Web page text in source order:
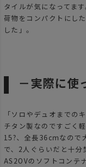
タイルが気になってま
荷物をコンパクトにし
した」。
－実際に使
「ソロやデュオまでの
チタン製なのですごく
15?、全長36cmなので
で、2人ぐらいだと十分
AS2OVのソフトコンテ